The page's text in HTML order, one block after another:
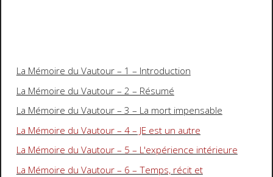
La Mémoire du Vautour – 1 – Introduction
La Mémoire du Vautour – 2 – Résumé
La Mémoire du Vautour – 3 – La mort impensable
La Mémoire du Vautour – 4 – JE est un autre
La Mémoire du Vautour – 5 – L'expérience intérieure
La Mémoire du Vautour – 6 – Temps, récit et